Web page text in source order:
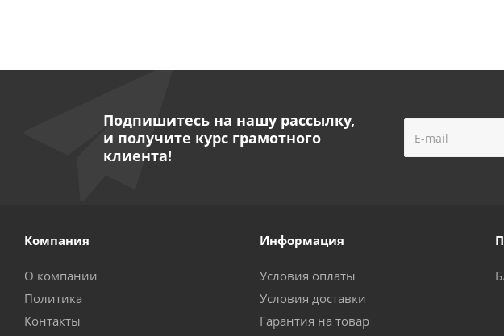
Подпишитесь на нашу рассылку,
и получите курс грамотного
клиента!
Компания
О компании
Политика
Контакты
Информация
Условия оплаты
Условия доставки
Гарантия на товар